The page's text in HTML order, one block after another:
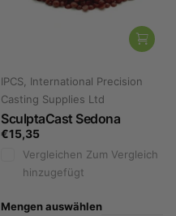
IPCS, International Precision
Casting Supplies Ltd
SculptaCast Sedona
€15,35
Vergleichen Zum Vergleich
hinzugefügt
Mengen auswählen